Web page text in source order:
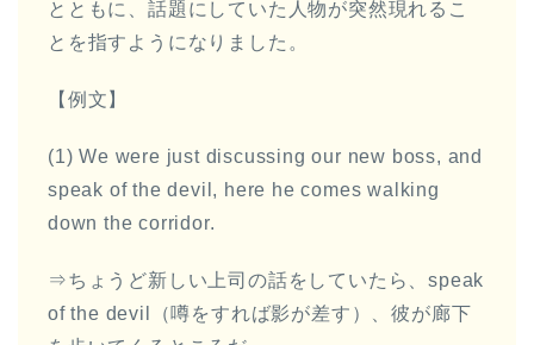
とともに、話題にしていた人物が突然現れるこ
とを指すようになりました。
【例文】
(1) We were just discussing our new boss, and
speak of the devil, here he comes walking
down the corridor.
⇒ちょうど新しい上司の話をしていたら、speak
of the devil（噂をすれば影が差す）、彼が廊下